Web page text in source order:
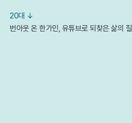
20대 ↓
번아웃 온 한가인, 유튜브로 되찾은 삶의 질